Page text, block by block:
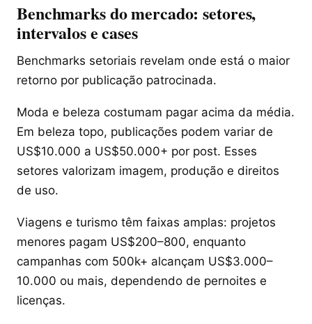
Benchmarks do mercado: setores,
intervalos e cases
Benchmarks setoriais revelam onde está o maior
retorno por publicação patrocinada.
Moda e beleza costumam pagar acima da média.
Em beleza topo, publicações podem variar de
US$10.000 a US$50.000+ por post. Esses
setores valorizam imagem, produção e direitos
de uso.
Viagens e turismo têm faixas amplas: projetos
menores pagam US$200–800, enquanto
campanhas com 500k+ alcançam US$3.000–
10.000 ou mais, dependendo de pernoites e
licenças.